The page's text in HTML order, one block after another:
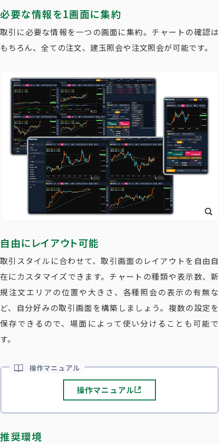
必要な情報を1画面に集約
取引に必要な情報を一つの画面に集約。 チャートの確認は
もちろん、全ての注文、建玉照会や注文照会が可能です。
自由にレイアウト可能
取引スタイルに合わせて、取引画面のレイアウトを自由自
在にカスタマイズできます。チャートの種類や表示数、新
規注文エリアの位置や大きさ、各種照会の表示の有無な
ど、自分好みの取引画面を構築しましょう。複数の設定を
保存できるので、場面によって使い分けることも可能で
す。
操作マニュアル
操作マニュアル
推奨環境